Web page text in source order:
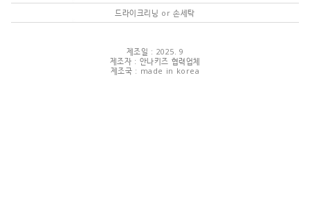
드라이크리닝 or 손세탁
제조일 : 2025. 9
제조자 : 안나키즈 협력업체
제조국 : made in korea